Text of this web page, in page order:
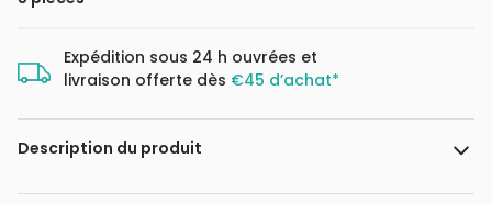
Expédition sous 24 h ouvrées et
livraison offerte dès €45 d’achat*
Description du produit